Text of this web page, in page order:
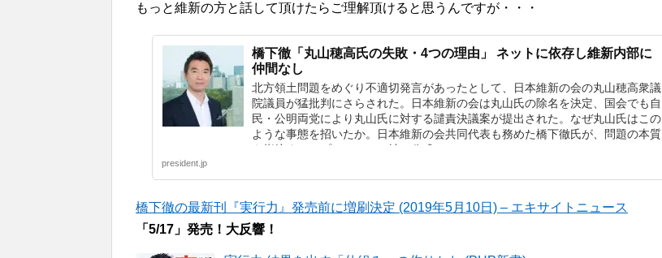
もっと維新の方と話して頂けたらご理解頂けると思うんですが・・・
橋下徹「丸山穂高氏の失敗・4つの理由」 ネットに依存し維新内部に
仲間なし
北方領土問題をめぐり不適切発言があったとして、日本維新の会の丸山穂高衆議
院議員が猛批判にさらされた。日本維新の会は丸山氏の除名を決定、国会でも自
民・公明両党により丸山氏に対する譴責決議案が提出された。なぜ丸山氏はこの
ような事態を招いたか。日本維新の会共同代表も務めた橋下徹氏が、問題の本質
を指摘する。プレジデント社の公式...
president.jp
橋下徹の最新刊『実行力』発売前に増刷決定 (2019年5月10日) – エキサイトニュース
「5/17」発売！大反響！